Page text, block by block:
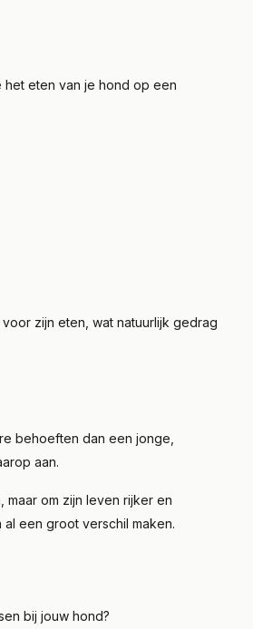
het eten van je hond op een
zijn eten, wat natuurlijk gedrag
behoeften dan een jonge,
aan.
om zijn leven rijker en
een groot verschil maken.
bij jouw hond?